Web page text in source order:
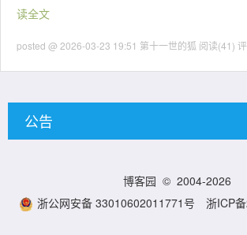
读全文
posted @ 2026-03-23 19:51 第十一世的狐 阅读(41)
公告
博客园 © 2004-2026
浙公网安备 33010602011771号
浙ICP